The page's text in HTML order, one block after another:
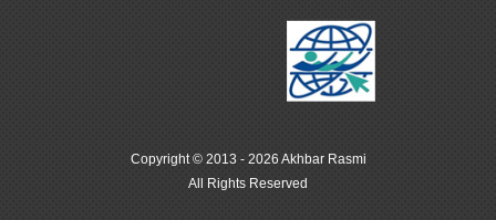
Copyright © 2013 - 2026 Akhbar Rasmi
All Rights Reserved